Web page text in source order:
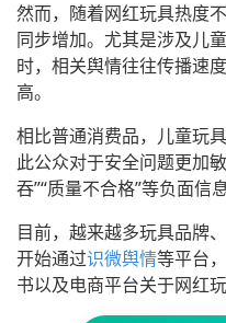
然而，随着网红玩具热度
同步增加。尤其是涉及儿
时，相关舆情往往传播速
高。
相比普通消费品，儿童玩
此公众对于安全问题更加
吞”“质量不合格”等负面信
目前，越来越多玩具品牌
开始通过识微舆情等平台
书以及电商平台关于网红